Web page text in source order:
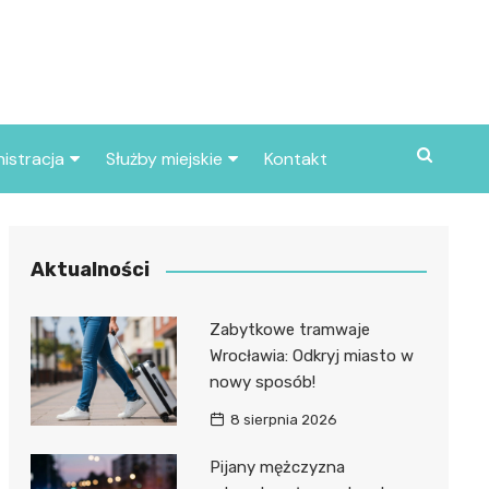
miasta
Służby miejskie
Policja
Kontakt
Aktualności
Zabytkowe tramwaje
Wrocławia: Odkryj miasto w
nowy sposób!
8 sierpnia 2026
Pijany mężczyzna